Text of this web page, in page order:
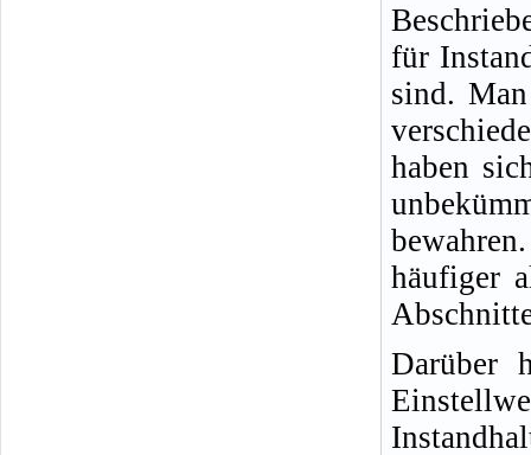
für
sind.
haben
häufiger
Darüber